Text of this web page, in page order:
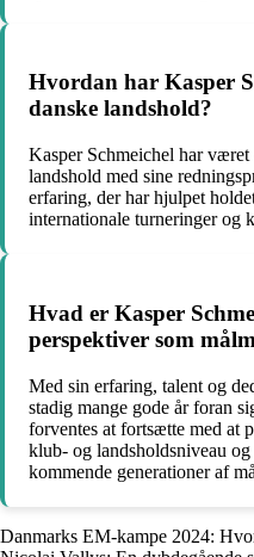
Hvordan har Kasper
danske landshold?
Kasper Schmeichel har
landshold med sine
erfaring, der har hjulpet
internationale turneringer og
Hvad er Kasper
perspektiver som
Med sin erfaring, talent og
stadig mange gode år foran
forventes at fortsætte med at
klub- og landsholdsniveau
kommende generationer af
Danmarks EM-kampe 2024: